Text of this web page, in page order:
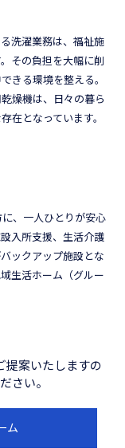
洗濯業務は、福祉施
その負担を大幅に削
きる環境を整える。
燥機は、日々の暮ら
在となっています。
、一人ひとりが安心
入所支援、生活介護
ックアップ施設とな
生活ホーム（グルー
提案いたしますの
さい。
ム